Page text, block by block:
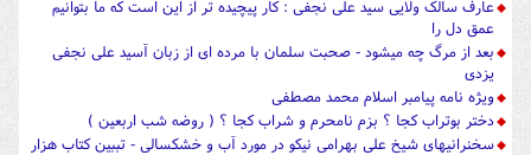
عارف سالک ولایی سید علی نجفی : کار پیچیده تر از این است که ما بتوانیم
عمق دل را
بعد از مرگ چه میشود - صحبت سلمان با مرده ای از زبان آسید علی نجفی
یزدی
ویژه نامه پیامبر اسلام محمد مصطفی
دختر بوتراب کجا ؟ بزم نامحرم و شراب کجا ؟ ( روضه شب اربعین )
سخنرانیهای شیخ علی بهرامی نیکو در مورد آب و خشکسالی - تببین کتاب هزار